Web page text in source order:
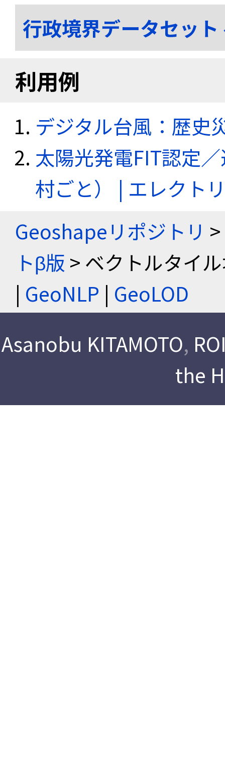
行政境界データセッ
利用例
デジタル台風：歴史
太陽光発電FIT認定
村ごと） | エレクト
Geoshapeリポジトリ >
トβ版 > ベクトルタイ
| GeoNLP | GeoLOD
Asanobu KITAMOTO,
the